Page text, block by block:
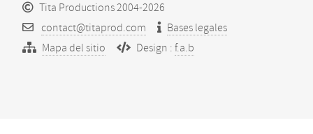
Tita Productions 2004-2026
contact@titaprod.com
Bases legales
Mapa del sitio
Design : f.a.b